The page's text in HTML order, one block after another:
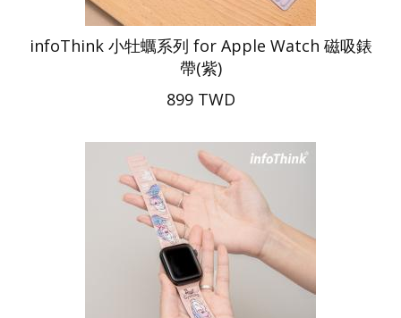
infoThink 小牡蠣系列 for Apple Watch 磁吸錶
帶(紫)
899 TWD